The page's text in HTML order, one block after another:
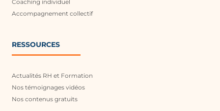
Coaching individuel
Accompagnement collectif
RESSOURCES
Actualités RH et Formation
Nos témoignages vidéos
Nos contenus gratuits